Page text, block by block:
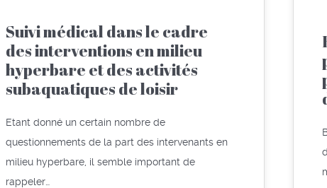
Suivi médical dans le cadre
des interventions en milieu
hyperbare et des activités
subaquatiques de loisir
Etant donné un certain nombre de
questionnements de la part des intervenants en
milieu hyperbare, il semble important de
rappeler…